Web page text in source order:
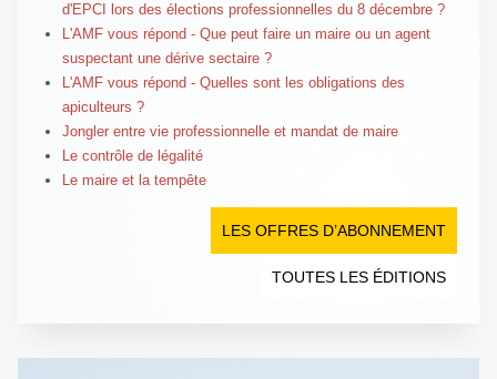
d'EPCI lors des élections professionnelles du 8 décembre ?
L'AMF vous répond - Que peut faire un maire ou un agent
suspectant une dérive sectaire ?
L'AMF vous répond - Quelles sont les obligations des
apiculteurs ?
Jongler entre vie professionnelle et mandat de maire
Le contrôle de légalité
Le maire et la tempête
LES OFFRES D’ABONNEMENT
TOUTES LES ÉDITIONS